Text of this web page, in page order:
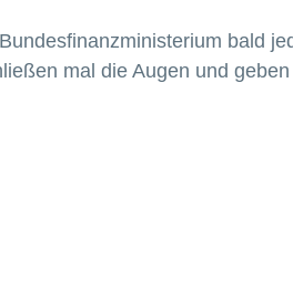
bald
mal die Augen und